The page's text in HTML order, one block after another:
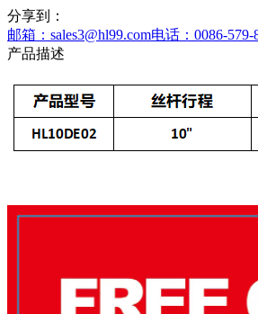
分享到：
邮箱：sales3@hl99.com电话：0086-579-
产品描述